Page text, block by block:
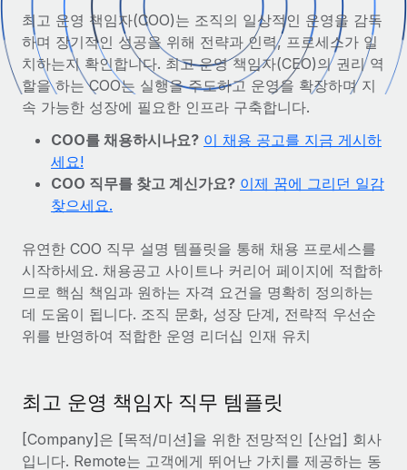
기록상 계약자
전 세계에서 규정을 준수하며 계약자 고용
계약자 관리
전 세계 계약자의 온보딩 및 관리
PEO
복잡한 고용 업무를 아웃소싱
Remote 통합
HR을 워크플로에 매끄럽게 통합
플랫폼
팀을 위한 통합된 핵심 HR 기능
MCP를 사용하여 모든 AI 도구를 Remote에 연결 가능
통합
핵심 비즈니스 도구로 프로세스를 간소화
미국 주별 정보
미국 모든 주 전역에서 채용 업무를 간소화
Remote와 다른 솔루션 비교
다른 업체들과 비교해보기
성장 단계
스타트업
성장하는 기업을 위한 민첩한 글로벌 HR 및 급여 솔루션
중견기업
맞춤형 HR 솔루션으로 팀 확장
엔터프라이즈
대기업을 위한 글로벌 HR
전략적 기술 파트너
플랫폼에 글로벌 HR을 유연하게 통합
국가별 직원 오분류 리스크 확인
직원 비용 계산기
국가별 총 인건비 계산
계약자 지급 계산기
글로벌 계약직을 위한 통화 옵션과 지급 소요 시간 확인
REMOTE와 함께 배우기
사례 연구
HR 용어집
체크리스트 및 템플릿
웨비나
이벤트
한국어
English
Nederlands
Français
Español
Italiano
日本語
한국어
로그인
최고 운영 책임자(COO)는 조직의 일상적인 운영을 감독
하며 장기적인 성공을 위해 전략과 인력, 프로세스가 일
치하는지 확인합니다. 최고 운영 책임자(CEO)의 권리 역
할을 하는 COO는 실행을 주도하고 운영을 확장하며 지
속 가능한 성장에 필요한 인프라 구축합니다.
COO를 채용하시나요? 이 채용 공고를 지금 게시하
세요!
COO 직무를 찾고 계신가요? 이제 꿈에 그리던 일감
찾으세요.
유연한 COO 직무 설명 템플릿을 통해 채용 프로세스를
시작하세요. 채용공고 사이트나 커리어 페이지에 적합하
므로 핵심 책임과 원하는 자격 요건을 명확히 정의하는
데 도움이 됩니다. 조직 문화, 성장 단계, 전략적 우선순
위를 반영하여 적합한 운영 리더십 인재 유치
최고 운영 책임자 직무 템플릿
[Company]은 [목적/미션]을 위한 전망적인 [산업] 회사
입니다. Remote는 고객에게 뛰어난 가치를 제공하는 동